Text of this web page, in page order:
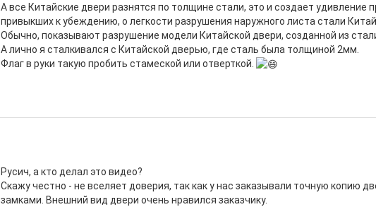
А все Китайские двери разнятся по толщине стали, это и создает удивление
привыкших к убеждению, о легкости разрушения наружного листа стали
Обычно, показывают разрушение модели Китайской двери, созданной из
А лично я сталкивался с Китайской дверью, где сталь была толщиной 2мм.
Флаг в руки такую пробить стамеской или отверткой.
Русич, а кто делал это видео?
Скажу честно - не вселяет доверия, так как у нас заказывали точную копию
замками. Внешний вид двери очень нравился заказчику.